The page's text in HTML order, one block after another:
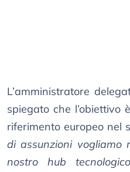
L’amministratore
spiegato che l’obiettivo
riferimento europeo nel
di assunzioni vogliamo
nostro hub